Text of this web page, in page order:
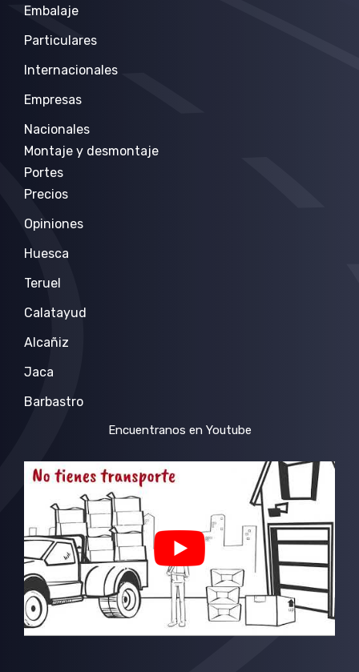
Embalaje
Particulares
Internacionales
Empresas
Nacionales
Montaje y desmontaje
Portes
Precios
Opiniones
Huesca
Teruel
Calatayud
Alcañiz
Jaca
Barbastro
Encuentranos en Youtube